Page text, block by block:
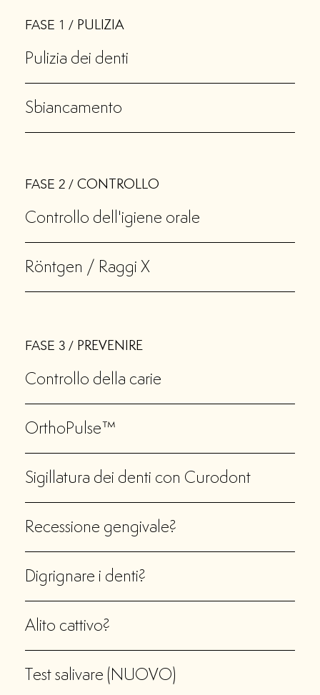
FASE 1 / PULIZIA
Pulizia dei denti
Sbiancamento
FASE 2 / CONTROLLO
Controllo dell'igiene orale
Röntgen / Raggi X
FASE 3 / PREVENIRE
Controllo della carie
OrthoPulse™
Sigillatura dei denti con Curodont
Recessione gengivale?
Digrignare i denti?
Alito cattivo?
Test salivare (NUOVO)